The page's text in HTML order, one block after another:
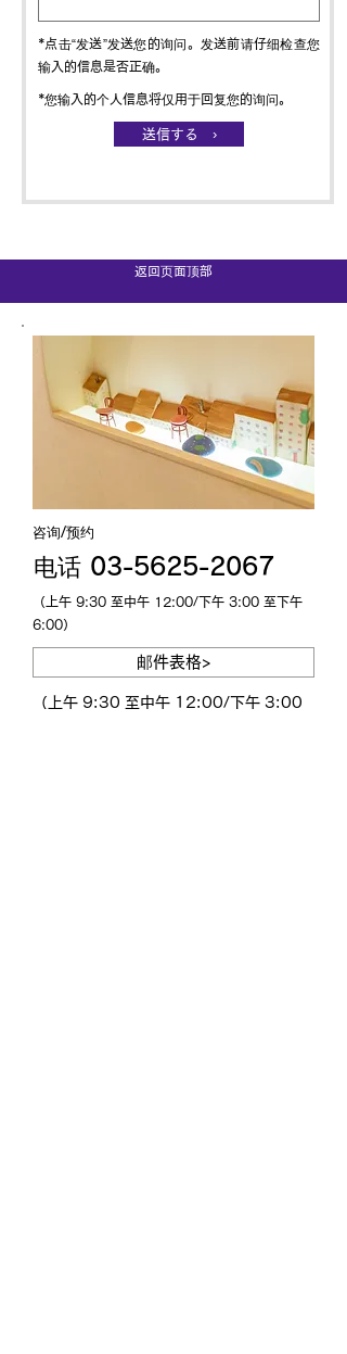
*点击“发送”发送您的询问。发送前请仔细检查您
输入的信息是否正确。
*您输入的个人信息将仅用于回复您的询问。
送信する ›
返回页面顶部
咨询/预约
电话 03-5625-2067
（上午 9:30 至中午 12:00/下午 3:00 至下午
6:00）
邮件表格>
（上午 9:30 至中午 12:00/下午 3:00